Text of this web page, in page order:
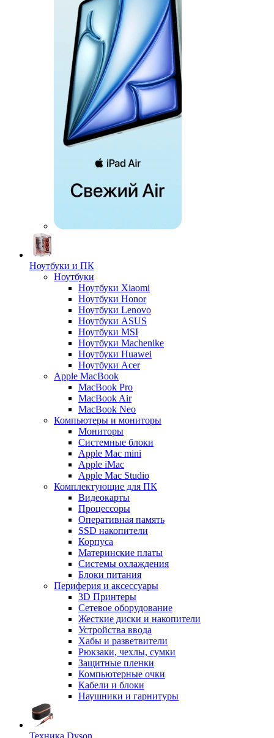
Ноутбуки и ПК
Ноутбуки
Ноутбуки Xiaomi
Ноутбуки Honor
Ноутбуки Lenovo
Ноутбуки ASUS
Ноутбуки MSI
Ноутбуки Machenike
Ноутбуки Huawei
Ноутбуки Acer
Apple MacBook
MacBook Pro
MacBook Air
MacBook Neo
Компьютеры и мониторы
Мониторы
Системные блоки
Apple Mac mini
Apple iMac
Apple Mac Studio
Комплектующие для ПК
Видеокарты
Процессоры
Оперативная память
SSD накопители
Корпуса
Материнские платы
Системы охлаждения
Блоки питания
Периферия и аксессуары
3D Принтеры
Сетевое оборудование
Жесткие диски и накопители
Устройства ввода
Хабы и разветвители
Рюкзаки, чехлы, сумки
Защитные пленки
Компьютерные очки
Кабели и блоки
Наушники и гарнитуры
Техника Dyson